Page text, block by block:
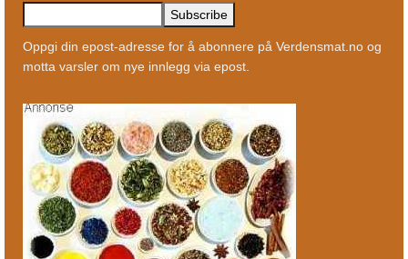
Oppgi din epost-adresse for å abonnere på Verdensmat.no og
motta varsler om nye innlegg via epost.